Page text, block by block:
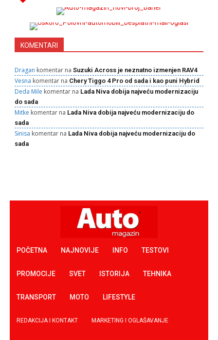
KOMENTARI
Dragan komentar na Suzuki Across je neznatno izmenjen RAV4
Vesna komentar na Chery Tiggo 4 Pro od sada i kao puni Hybrid
Deda Mile komentar na Lada Niva dobija najveću modernizaciju
do sada
Mitke komentar na Lada Niva dobija najveću modernizaciju do
sada
Sinisa komentar na Lada Niva dobija najveću modernizaciju do
sada
POČETNA NAJNOVIJE INFO TESTOVI
PROMOCIJE SVET ISTORIJA TEHNIKA
TRANSPORT MOTO LIFESTYLE
REDAKCIJA I KONTAKT MARKETING I OGLAŠAVANJE